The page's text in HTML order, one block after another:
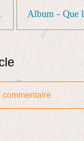
Album - Que
commentaire